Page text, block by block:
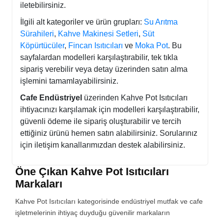
iletebilirsiniz.
İlgili alt kategoriler ve ürün grupları: Su Arıtma
Sürahileri, Kahve Makinesi Setleri, Süt
Köpürtücüler, Fincan Isıtıcıları ve Moka Pot. Bu
sayfalardan modelleri karşılaştırabilir, tek tıkla
sipariş verebilir veya detay üzerinden satın alma
işlemini tamamlayabilirsiniz.
Cafe Endüstriyel üzerinden Kahve Pot Isıtıcıları
ihtiyacınızı karşılamak için modelleri karşılaştırabilir,
güvenli ödeme ile sipariş oluşturabilir ve tercih
ettiğiniz ürünü hemen satın alabilirsiniz. Sorularınız
için iletişim kanallarımızdan destek alabilirsiniz.
Öne Çıkan Kahve Pot Isıtıcıları
Markaları
Kahve Pot Isıtıcıları kategorisinde endüstriyel mutfak ve cafe
işletmelerinin ihtiyaç duyduğu güvenilir markaların